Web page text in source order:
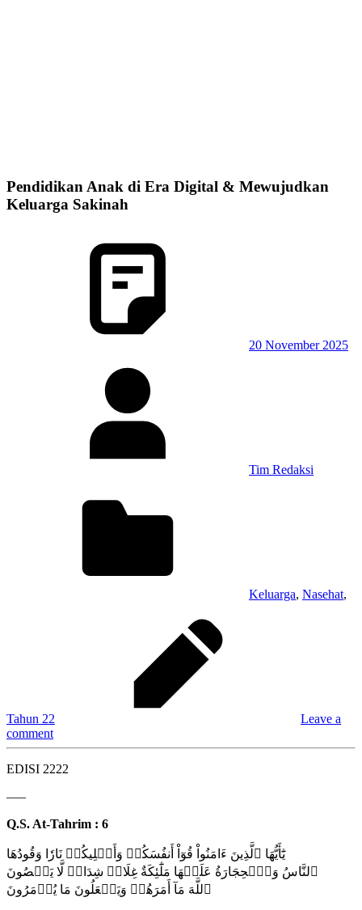
Pendidikan Anak di Era Digital & Mewujudkan
Keluarga Sakinah
20 November 2025
Tim Redaksi
Keluarga, Nasehat,
Tahun 22
Leave a
comment
EDISI 2222
—–
Q.S. At-Tahrim : 6
يَٰٓأَيُّهَا ٱلَّذِينَ ءَامَنُواْ قُوٓاْ أَنفُسَكُمۡ وَأَهۡلِيكُمۡ نَارٗا وَقُودُهَا
ٱلنَّاسُ وَٱلۡحِجَارَةُ عَلَيۡهَا مَلَٰٓئِكَةٌ غِلَاظٞ شِدَادٞ لَّا يَعۡصُونَ
ٱللَّهَ مَآ أَمَرَهُمۡ وَيَفۡعَلُونَ مَا يُؤۡمَرُونَ